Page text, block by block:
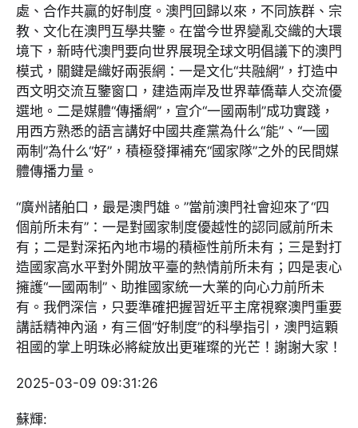
處、合作共贏的好制度。澳門回歸以來，不同族群、宗
教、文化在澳門互學共鑒。在當今世界變亂交織的大環
境下，新時代澳門要向世界展現全球文明倡議下的澳門
模式，關鍵是織好兩張網：一是文化“共融網”，打造中
西文明交流互鑒窗口，建造兩岸及世界華僑華人交流優
選地。二是媒體“傳播網”，宣介“一國兩制”成功實踐，
用西方熟悉的語言講好中國共產黨為什么“能”、“一國
兩制”為什么“好”，積極發揮補充“國家隊”之外的民間媒
體傳播力量。
“廣州諸舶口，最是澳門雄。”當前澳門社會迎來了“四
個前所未有”：一是對國家制度優越性的認同感前所未
有；二是對深拓內地市場的積極性前所未有；三是對打
造國家高水平對外開放平臺的熱情前所未有；四是衷心
擁護“一國兩制”、助推國家統一大業的向心力前所未
有。我們深信，只要準確把握習近平主席視察澳門重要
講話精神內涵，有三個“好制度”的科學指引，澳門這顆
祖國的掌上明珠必將綻放出更璀璨的光芒！謝謝大家！
2025-03-09 09:31:26
蘇輝: